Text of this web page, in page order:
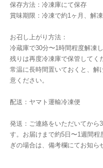
保存方法：冷凍庫にて保存
賞味期限：冷凍で約1ヶ月、解
お召し上がり方法：
冷蔵庫で30分〜1時間程度解凍
残りは再度冷凍庫で保管してく
常温に長時間置いておくと、解
意ください。
配送：ヤマト運輸冷凍便
発送：ご連絡をいただいてから
す。お届けまで約5日〜1週間程
ぎの場合は、備考欄にてお知ら